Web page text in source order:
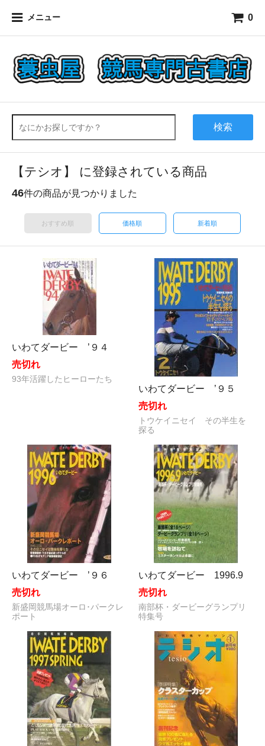
メニュー 0
検索
【テシオ】 に登録されている商品
46件の商品が見つかりました
おすすめ順 価格順 新着順
いわてダービー ’９４
売切れ
93年活躍したヒーローたち
いわてダービー ’９５
売切れ
トウケイニセイ その半生を
探る
いわてダービー ’９６
売切れ
新盛岡競馬場オーロ･パークレ
ポート
いわてダービー 1996.9
売切れ
南部杯・ダービーグランプリ
特集号